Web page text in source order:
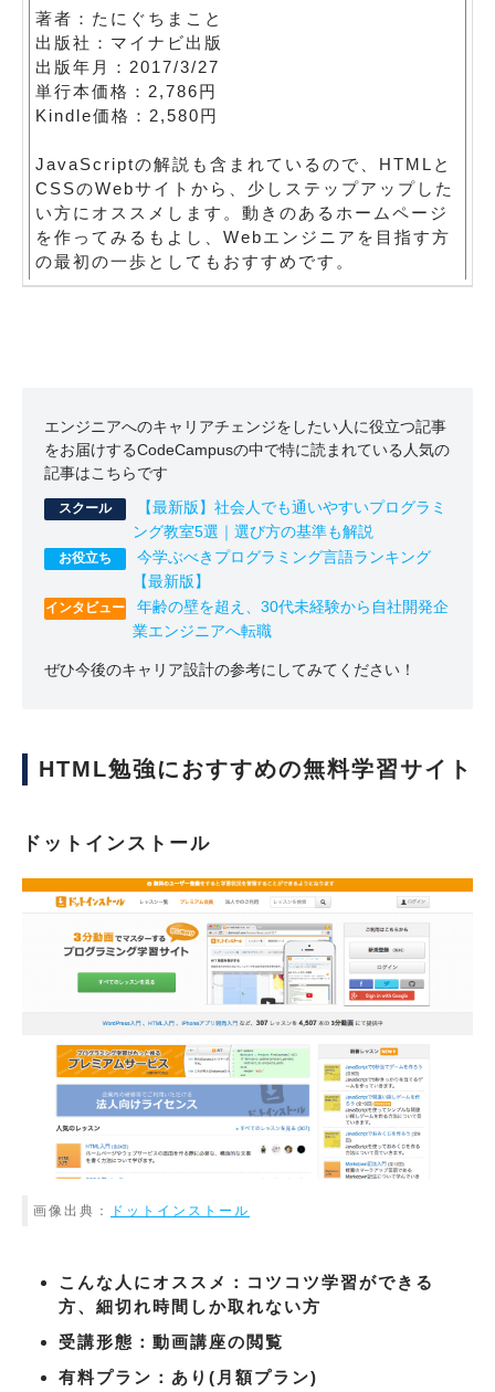
著者：たにぐちまこと
出版社：マイナビ出版
出版年月：2017/3/27
単行本価格：2,786円
Kindle価格：2,580円
JavaScriptの解説も含まれているので、HTMLと
CSSのWebサイトから、少しステップアップした
い方にオススメします。動きのあるホームページ
を作ってみるもよし、Webエンジニアを目指す方
の最初の一歩としてもおすすめです。
エンジニアへのキャリアチェンジをしたい人に役立つ記事
をお届けするCodeCampusの中で特に読まれている人気の
記事はこちらです
【最新版】社会人でも通いやすいプログラミ
ング教室5選｜選び方の基準も解説
今学ぶべきプログラミング言語ランキング
【最新版】
年齢の壁を超え、30代未経験から自社開発企
業エンジニアへ転職
ぜひ今後のキャリア設計の参考にしてみてください！
HTML勉強におすすめの無料学習サイト
ドットインストール
画像出典： ドットインストール
こんな人にオススメ：コツコツ学習ができる
方、細切れ時間しか取れない方
受講形態：動画講座の閲覧
有料プラン：あり(月額プラン)